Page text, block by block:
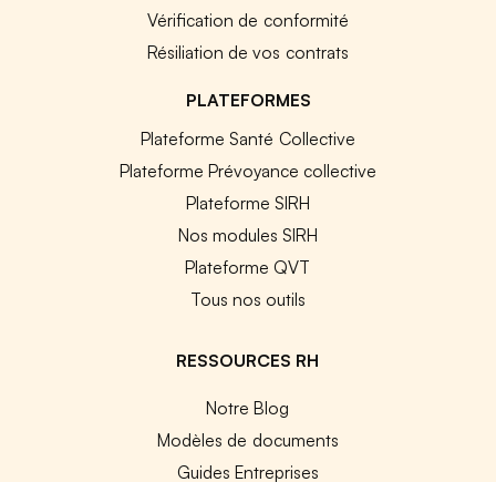
Vérification de conformité
Résiliation de vos contrats
PLATEFORMES
Plateforme Santé Collective
Plateforme Prévoyance collective
Plateforme SIRH
Nos modules SIRH
Plateforme QVT
Tous nos outils
RESSOURCES RH
Notre Blog
Modèles de documents
Guides Entreprises